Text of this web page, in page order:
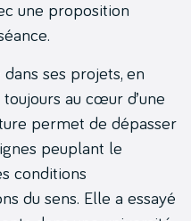
une proposition
ses projets, en
au cœur d’une
permet de dépasser
peuplant le
conditions
du sens. Elle a essayé